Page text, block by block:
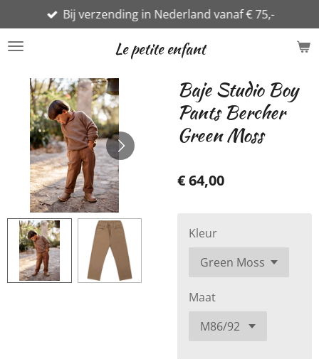
direct
naar
hoofdinhoud
Le petite enfant
Bij verzending in Nederland vanaf € 75,-
Baje Studio Boy
Pants Bercher
Green Moss
€ 64,00
Kleur
Maat